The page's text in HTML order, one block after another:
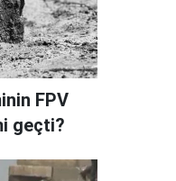
FPV
geçti?